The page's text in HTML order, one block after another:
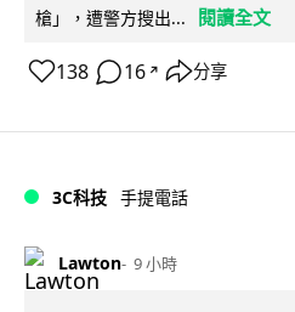
槍」，遭警方搜出...
閱讀全文
138 16 ↗ 分享
3C科技 手提電話
Lawton 9 小時